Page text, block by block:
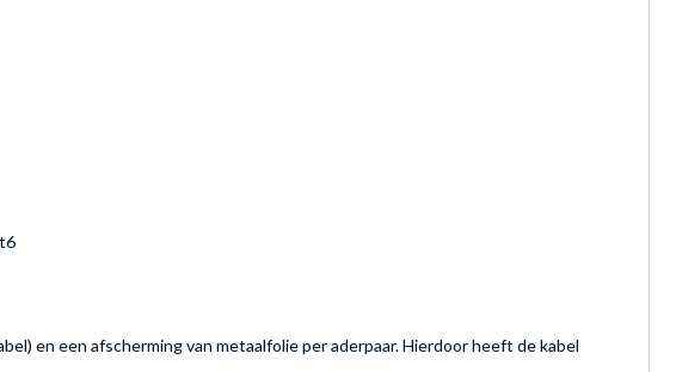
en een afscherming van metaalfolie per aderpaar. Hierdoor heeft de kabel